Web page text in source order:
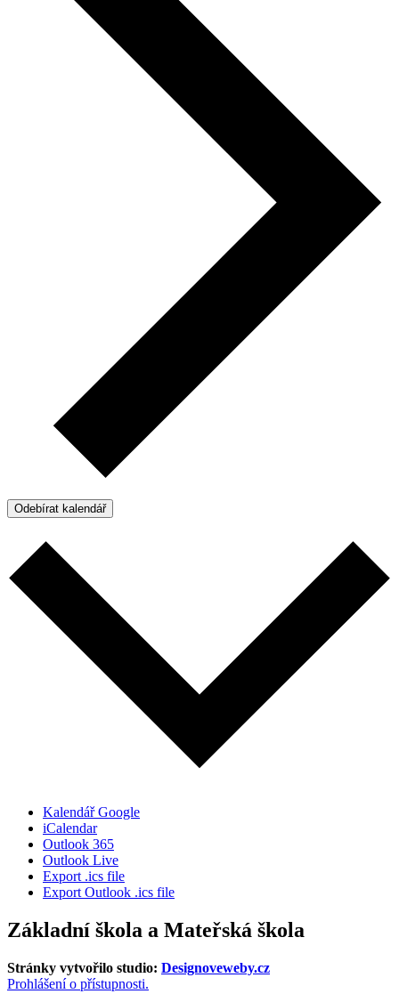
Odebírat kalendář
Kalendář Google
iCalendar
Outlook 365
Outlook Live
Export .ics file
Export Outlook .ics file
Základní škola a Mateřská škola
Stránky vytvořilo studio: Designoveweby.cz
Prohlášení o přístupnosti.